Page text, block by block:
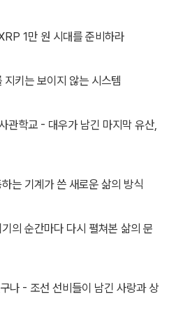
1만 원 시대를 준비하라
키는 보이지 않는 시스템
관학교 - 대우가 남긴 마지막 유산,
는 기계가 쓴 새로운 삶의 방식
의 순간마다 다시 펼쳐본 삶의 문
나 - 조선 선비들이 남긴 사랑과 상